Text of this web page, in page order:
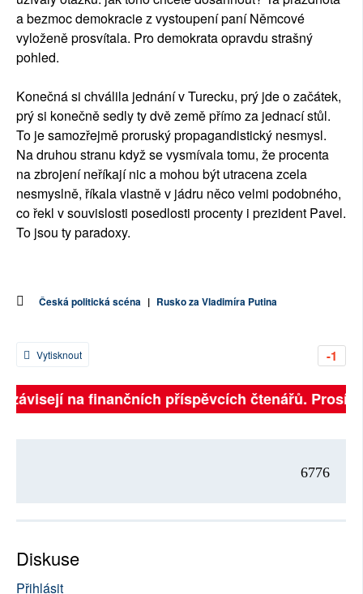
a bezmoc demokracie z vystoupení paní Němcové
vyloženě prosvítala. Pro demokrata opravdu strašný
pohled.
Konečná si chválila jednání v Turecku, prý jde o začátek,
prý si konečně sedly ty dvě země přímo za jednací stůl.
To je samozřejmě proruský propagandistický nesmysl.
Na druhou stranu když se vysmívala tomu, že procenta
na zbrojení neříkají nic a mohou být utracena zcela
nesmyslně, říkala vlastně v jádru něco velmi podobného,
co řekl v souvislosti posedlosti procenty i prezident Pavel.
To jsou ty paradoxy.
Česká politická scéna | Rusko za Vladimíra Putina
-1
Vytisknout
na finančních příspěvcích čtenářů.
6776
Diskuse
Přihlásit